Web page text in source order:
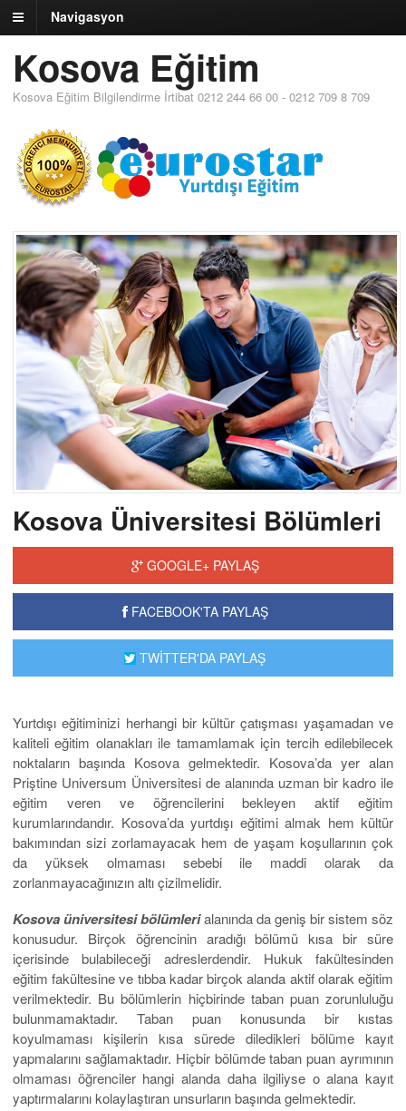
Navigasyon
Kosova Eğitim
Kosova Eğitim Bilgilendirme İrtibat 0212 244 66 00 - 0212 709 8 709
Kosova Üniversitesi Bölümleri
GOOGLE+ PAYLAŞ
FACEBOOK'TA PAYLAŞ
TWİTTER'DA PAYLAŞ
Yurtdışı eğitiminizi herhangi bir kültür çatışması yaşamadan ve
kaliteli eğitim olanakları ile tamamlamak için tercih edilebilecek
noktaların başında Kosova gelmektedir. Kosova’da yer alan
Priştine Universum Üniversitesi de alanında uzman bir kadro ile
eğitim veren ve öğrencilerini bekleyen aktif eğitim
kurumlarındandır. Kosova’da yurtdışı eğitimi almak hem kültür
bakımından sizi zorlamayacak hem de yaşam koşullarının çok
da yüksek olmaması sebebi ile maddi olarak da
zorlanmayacağınızın altı çizilmelidir.
Kosova üniversitesi bölümlerialanında da geniş bir sistem söz
konusudur. Birçok öğrencinin aradığı bölümü kısa bir süre
içerisinde bulabileceği adreslerdendir. Hukuk fakültesinden
eğitim fakültesine ve tıbba kadar birçok alanda aktif olarak eğitim
verilmektedir. Bu bölümlerin hiçbirinde taban puan zorunluluğu
bulunmamaktadır. Taban puan konusunda bir kıstas
koyulmaması kişilerin kısa sürede diledikleri bölüme kayıt
yapmalarını sağlamaktadır. Hiçbir bölümde taban puan ayrımının
olmaması öğrenciler hangi alanda daha ilgiliyse o alana kayıt
yaptırmalarını kolaylaştıran unsurların başında gelmektedir.